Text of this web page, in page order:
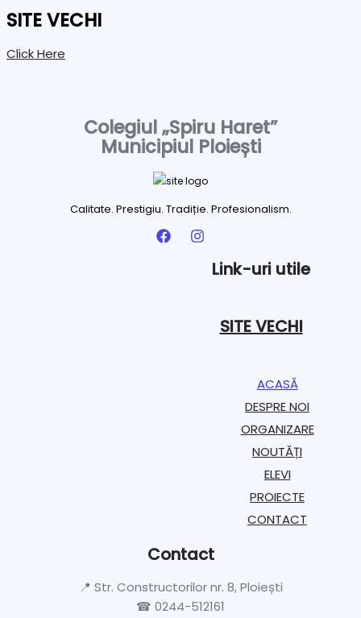
SITE VECHI
Click Here
Colegiul „Spiru Haret”
Municipiul Ploiești
Calitate. Prestigiu. Tradiție. Profesionalism.
Link-uri utile
SITE VECHI
ACASĂ
DESPRE NOI
ORGANIZARE​
NOUTĂȚI
ELEVI
PROIECTE​
CONTACT
Contact
📍 Str. Constructorilor nr. 8, Ploiești
☎ 0244-512161